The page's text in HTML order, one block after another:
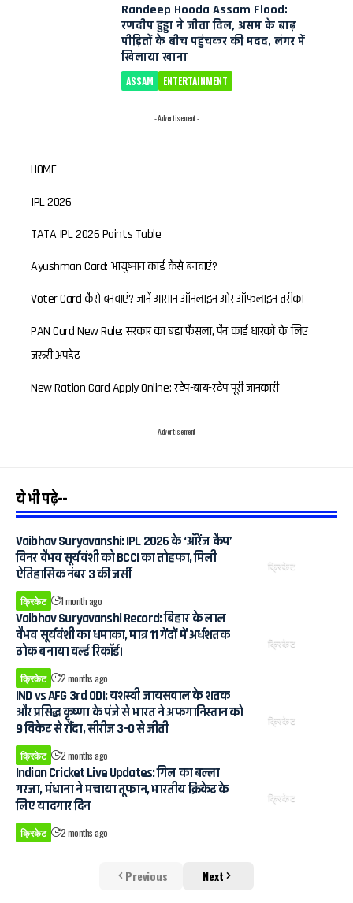
Randeep Hooda Assam Flood:
रणदीप हुड्डा ने जीता दिल, असम के बाढ़
पीड़ितों के बीच पहुंचकर की मदद, लंगर में
खिलाया खाना
ASSAM ENTERTAINMENT
- Advertisement -
HOME
IPL 2026
TATA IPL 2026 Points Table
Ayushman Card: आयुष्मान कार्ड कैसे बनवाएं?
Voter Card कैसे बनवाएं? जानें आसान ऑनलाइन और ऑफलाइन तरीका
PAN Card New Rule: सरकार का बड़ा फैसला, पैन कार्ड धारकों के लिए
जरूरी अपडेट
New Ration Card Apply Online: स्टेप-बाय-स्टेप पूरी जानकारी
- Advertisement -
ये भी पढ़े--
क्रिकेट
Vaibhav Suryavanshi: IPL 2026 के ‘ऑरेंज कैप’
विनर वैभव सूर्यवंशी को BCCI का तोहफा, मिली
ऐतिहासिक नंबर 3 की जर्सी
क्रिकेट 1 month ago
क्रिकेट
Vaibhav Suryavanshi Record: बिहार के लाल
वैभव सूर्यवंशी का धमाका, मात्र 11 गेंदों में अर्धशतक
ठोक बनाया वर्ल्ड रिकॉर्ड।
क्रिकेट 2 months ago
क्रिकेट
IND vs AFG 3rd ODI: यशस्वी जायसवाल के शतक
और प्रसिद्ध कृष्णा के पंजे से भारत ने अफगानिस्तान को
9 विकेट से रौंदा, सीरीज 3-0 से जीती
क्रिकेट 2 months ago
क्रिकेट
Indian Cricket Live Updates: गिल का बल्ला
गरजा, मंधाना ने मचाया तूफान, भारतीय क्रिकेट के
लिए यादगार दिन
क्रिकेट 2 months ago
Previous Next